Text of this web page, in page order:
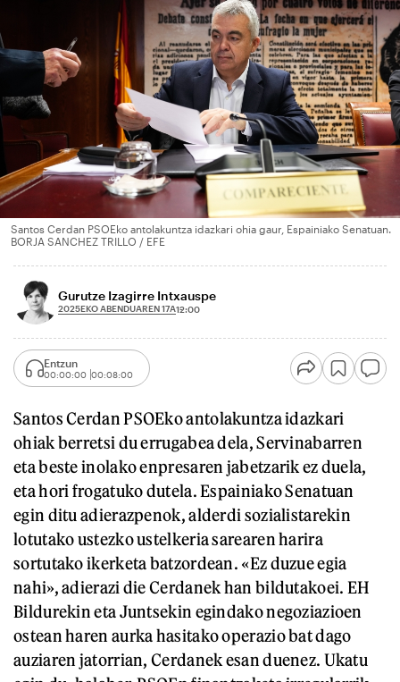
Santos Cerdan PSOEko antolakuntza idazkari ohia gaur, Espainiako Senatuan.
BORJA SANCHEZ TRILLO / EFE
Gurutze Izagirre Intxauspe
2025EKO ABENDUAREN 17A12:00
Entzun
00:00:00 00:08:00
Santos Cerdan PSOEko antolakuntza idazkari
ohiak berretsi du errugabea dela, Servinabarren
eta beste inolako enpresaren jabetzarik ez duela,
eta hori frogatuko dutela. Espainiako Senatuan
egin ditu adierazpenok, alderdi sozialistarekin
lotutako ustezko ustelkeria sarearen harira
sortutako ikerketa batzordean. «Ez duzue egia
nahi», adierazi die Cerdanek han bildutakoei. EH
Bildurekin eta Juntsekin egindako negoziazioen
ostean haren aurka hasitako operazio bat dago
auziaren jatorrian, Cerdanek esan duenez. Ukatu